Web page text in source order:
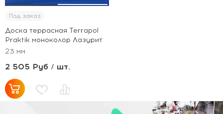
Под заказ
Доска террасная Terrapol
Praktik моноколор Лазурит
23 мм
2 505 Руб / шт.